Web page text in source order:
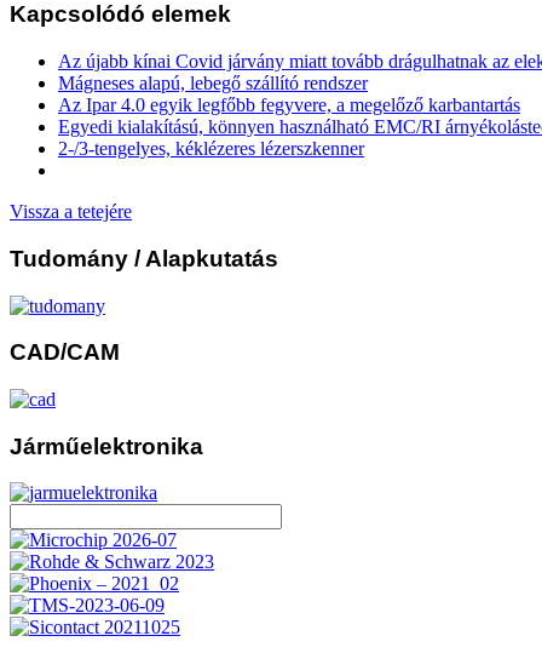
Kapcsolódó elemek
Az újabb kínai Covid járvány miatt tovább drágulhatnak az
Mágneses alapú, lebegő szállító rendszer
Az Ipar 4.0 egyik legfőbb fegyvere, a megelőző karbantartás
Egyedi kialakítású, könnyen használható EMC/RI
2-/3-tengelyes, kéklézeres lézerszkenner
Vissza a tetejére
Tudomány / Alapkutatás
CAD/CAM
Járműelektronika